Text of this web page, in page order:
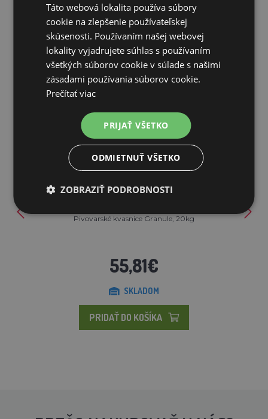
SÚVISIACE PRODUKTY
Pivovarské kvasnice Granule, 20kg
55,81€
SKLADOM
PRIDAŤ DO KOŠÍKA
Táto webová lokalita používa súbory
cookie na zlepšenie používateľskej
skúsenosti. Používaním našej webovej
lokality vyjadrujete súhlas s používaním
všetkých súborov cookie v súlade s našimi
zásadami používania súborov cookie.
Prečítať viac
PRIJAŤ VŠETKO
ODMIETNUŤ VŠETKO
ZOBRAZIŤ PODROBNOSTI